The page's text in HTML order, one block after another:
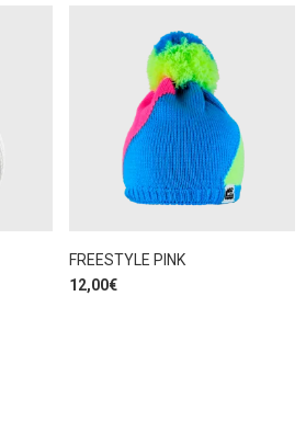
FREESTYLE PINK
12,00€